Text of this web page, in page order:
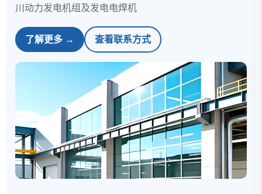
川动力发电机组及发电电焊机
了解更多 → 查看联系方式